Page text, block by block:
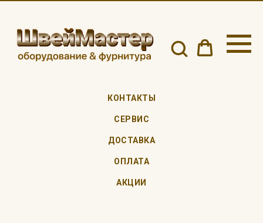
КОНТАКТЫ
СЕРВИС
ДОСТАВКА
ОПЛАТА
АКЦИИ